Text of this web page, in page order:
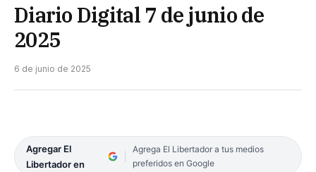
Diario Digital 7 de junio de
2025
6 de junio de 2025
Agregar El
Libertador en
Agrega El Libertador a tus medios
preferidos en Google